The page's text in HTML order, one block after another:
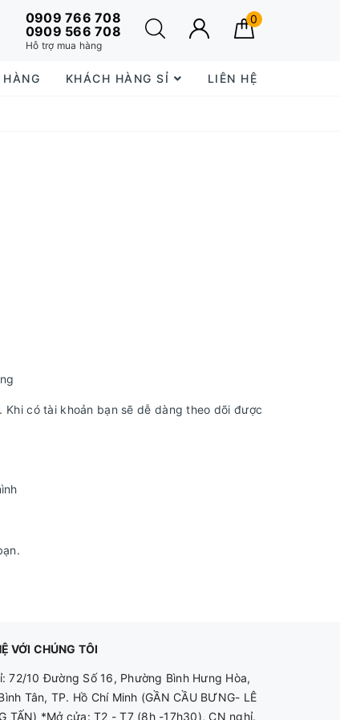
0909 766 708
0909 566 708
Hỗ trợ mua hàng
0
KHÁCH HÀNG SỈ LIÊN HỆ
có tài khoản bạn sẽ dễ dàng theo dõi được
VỚI CHÚNG TÔI
72/10 Đường Số 16, Phường Bình Hưng Hòa,
Tân, TP. Hồ Chí Minh (GẦN CẦU BƯNG- LÊ
TẤN) *Mở cửa: T2 - T7 (8h -17h30), CN nghỉ.